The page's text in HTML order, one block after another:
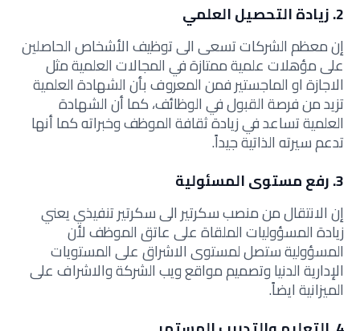
2. زيادة التحصيل العلمي
إن معظم الشركات تسعى الى توظيف الأشخاص الحاصلين
على مؤهلات علمية ممتازة في المجالات العلمية مثل
الاجازة او الماجستير فمن المعروف بأن الشهادة العلمية
تزيد من فرصة القبول في الوظائف، كما أن الشهادة
العلمية تساعد في زيادة ثقافة الموظف وخبراته كما أنها
تدعم سيرته الذاتية جيداً.
3. رفع مستوى المسئولية
إن الانتقال من منصب سكرتير الى سكرتير تنفيذي يعني
زيادة المسؤوليات الملقاة على عاتق الموظف لأن
المسؤولية ستصل لمستوى الاشراق على المستويات
الإدارية الدنيا وتصميم مواقع ويب الشركة والاشراف على
الميزانية ايضاً.